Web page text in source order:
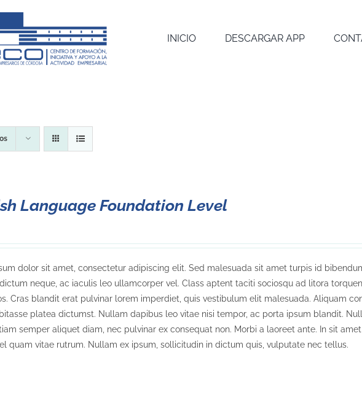
INICIO DESCARGAR APP
Language Foundation Level
dolor sit amet, consectetur adipiscing elit. Sed malesuada sit amet turpis id
neque, ac iaculis leo ullamcorper vel. Class aptent taciti sociosqu ad litora
Cras blandit erat pulvinar lorem imperdiet, quis vestibulum elit malesuada. Aliquam
platea dictumst. Nullam dapibus leo vitae nisi tempor, ac porta ipsum blandit.
semper aliquet diam, nec pulvinar ex consequat non. Morbi a laoreet ante. In sit
quam vitae rutrum. Nullam ex ipsum, sollicitudin in dictum quis, vulputate nec tellus.